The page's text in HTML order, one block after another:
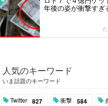
年後の姿が衝撃すぎ
人気のキーワード
いま話題のキーワード
Twitter 827 衝撃 584